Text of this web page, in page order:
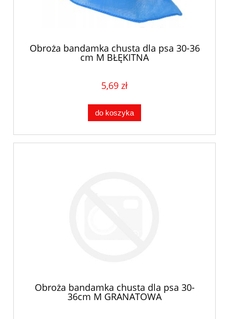
Obroża bandamka chusta dla psa 30-36
cm M BŁĘKITNA
5,69 zł
do koszyka
Obroża bandamka chusta dla psa 30-
36cm M GRANATOWA